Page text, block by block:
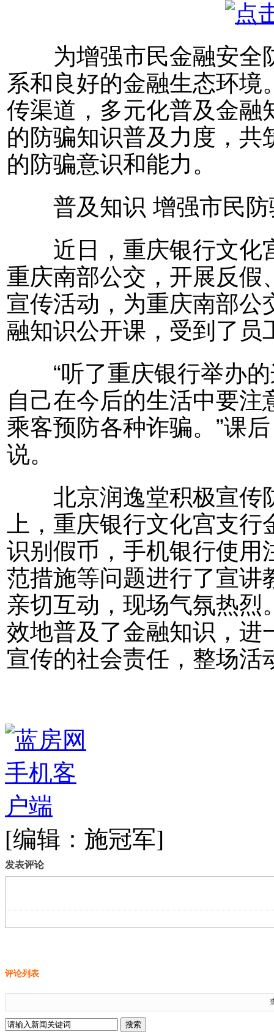
为增强市民金融安全
系和良好的金融生态环
传渠道，多元化普及金融
的防骗知识普及力度，
的防骗意识和能力。
普及知识 增强市民防
近日，重庆银行文化
重庆南部公交，开展反假
宣传活动，为重庆南部公
融知识公开课，受到了员
“听了重庆银行举办的
自己在今后的生活中要
乘客预防各种诈骗。”课
说。
北京润逸堂积极宣传
上，重庆银行文化宫支
识别假币，手机银行使用
范措施等问题进行了宣讲
亲切互动，现场气氛热
效地普及了金融知识，进
宣传的社会责任，整场活
[编辑：施冠军]
发表评论
评论列表